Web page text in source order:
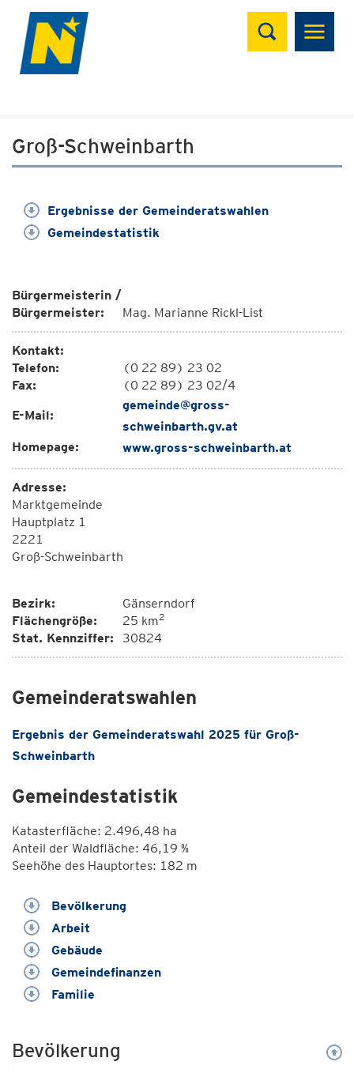
Suchen
Groß-Schweinbarth
Ergebnisse der Gemeinderatswahlen
Gemeindestatistik
Bürgermeisterin /
Bürgermeister:
Mag. Marianne Rickl-List
Kontakt:
Telefon:
(0 22 89) 23 02
Fax:
(0 22 89) 23 02/4
E-Mail:
gemeinde@gross-
schweinbarth.gv.at
Homepage:
www.gross-schweinbarth.at
Adresse:
Marktgemeinde
Hauptplatz 1
2221
Groß-Schweinbarth
Bezirk:
Gänserndorf
Flächengröße:
25 km2
Stat. Kennziffer: 30824
Gemeinderatswahlen
Ergebnis der Gemeinderatswahl 2025 für Groß-
Schweinbarth
Gemeindestatistik
Katasterfläche: 2.496,48 ha
Anteil der Waldfläche: 46,19 %
Seehöhe des Hauptortes: 182 m
Bevölkerung
Arbeit
Gebäude
Gemeindefinanzen
Familie
Bevölkerung